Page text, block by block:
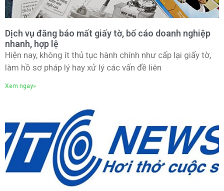
Dịch vụ đăng báo mất giấy tờ, bố cáo doanh nghiệp
nhanh, hợp lệ
Hiện nay, không ít thủ tục hành chính như cấp lại giấy tờ,
làm hồ sơ pháp lý hay xử lý các vấn đề liên
Xem ngay»